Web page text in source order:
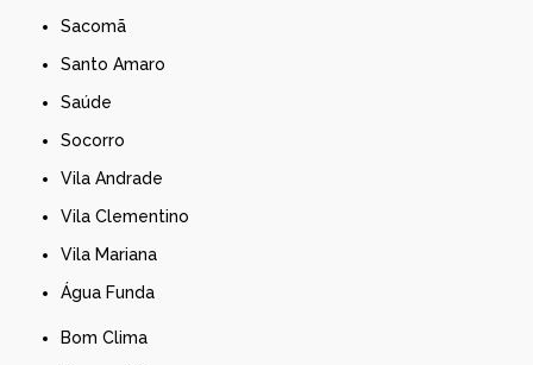
Sacomã
Santo Amaro
Saúde
Socorro
Vila Andrade
Vila Clementino
Vila Mariana
Água Funda
Bom Clima